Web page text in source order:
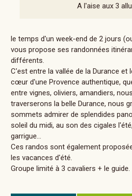
A l'aise aux 3
le temps d'un week-end de 2 jours
vous propose ses randonnées
différents.
C'est entre la vallée de la Durance et
cœur d'une Provence authentique,
entre vignes, oliviers, amandiers,
traverserons la belle Durance, nous
sommets admirer de splendides
soleil du midi, au son des cigales
garrigue…
Ces randos sont également
les vacances d'été.
Groupe limité à 3 cavaliers + le guide.